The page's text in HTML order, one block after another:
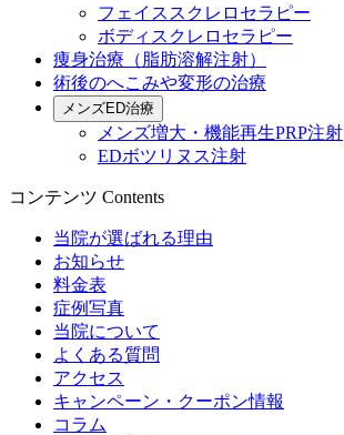
フェイススクレロセラピー
ボディスクレロセラピー
痩身治療（脂肪溶解注射）
術後のへこみや変形の治療
メンズED治療
メンズ増大・機能再生PRP注射
EDボツリヌス注射
コンテンツ Contents
当院が選ばれる理由
お知らせ
料金表
症例写真
当院について
よくある質問
アクセス
キャンペーン・クーポン情報
コラム